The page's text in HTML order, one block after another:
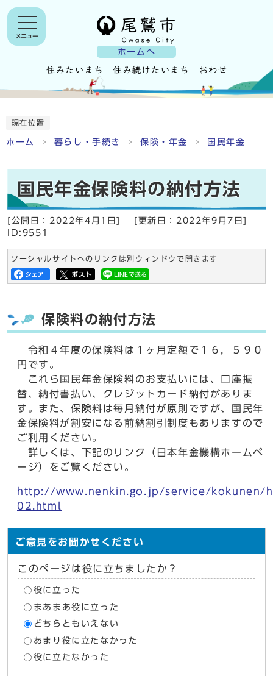
ホームへ
メニュー
現在位置
ホーム 暮らし・手続き 保険・年金 国民年金
国民年金保険料の納付方法
[公開日： 2022年4月1日 [更新日： 2022年9月7日
ID:9551
ソーシャルサイトへのリンクは別ウィンドウで開きます
保険料の納付方法
令和４年度の保険料は１ヶ月定額で１６，５９０
円です。
これら国民年金保険料のお支払いには、口座振
替、納付書払い、クレジットカード納付がありま
す。また、保険料は毎月納付が原則ですが、国民年
金保険料が割安になる前納割引制度もありますので
ご利用ください。
詳しくは、下記のリンク（日本年金機構ホームペ
ージ）をご覧ください。
http://www.nenkin.go.jp/service/kokunen/
02.html
ご意見をお聞かせください
このページは役に立ちましたか？
役に立った
まあまあ役に立った
どちらともいえない
あまり役に立たなかった
役に立たなかった